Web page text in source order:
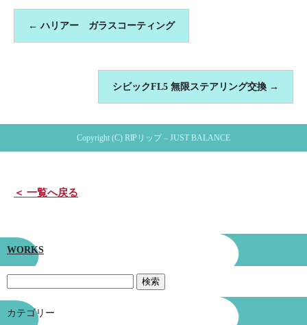
← ハリアー ガラスコーティング
シビックFL5 無限ステアリング交換 →
Copyright (C) RIPリップ – JUST BALANCE
＜ 一覧へ戻る
WORKS
カテゴリー